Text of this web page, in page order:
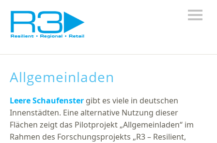
Allgemeinladen
Leere Schaufenster gibt es viele in deutschen
Innenstädten. Eine alternative Nutzung dieser
Flächen zeigt das Pilotprojekt „Allgemeinladen“ im
Rahmen des Forschungsprojekts „R3 – Resilient,